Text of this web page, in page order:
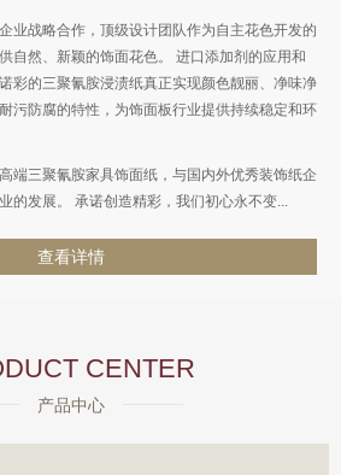
业战略合作，顶级设计团队作为自主花色开发的
自然、新颖的饰面花色。 进口添加剂的应用和
彩的三聚氰胺浸渍纸真正实现颜色靓丽、净味净
污防腐的特性，为饰面板行业提供持续稳定和环
端三聚氰胺家具饰面纸，与国内外优秀装饰纸企
的发展。 承诺创造精彩，我们初心永不变...
查看详情
CENTER
产品中心